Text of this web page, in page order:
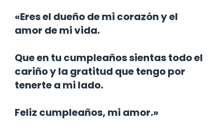
«Eres el dueño de mi corazón y el
amor de mi vida.
Que en tu cumpleaños sientas todo el
cariño y la gratitud que tengo por
tenerte a mi lado.
Feliz cumpleaños, mi amor.»